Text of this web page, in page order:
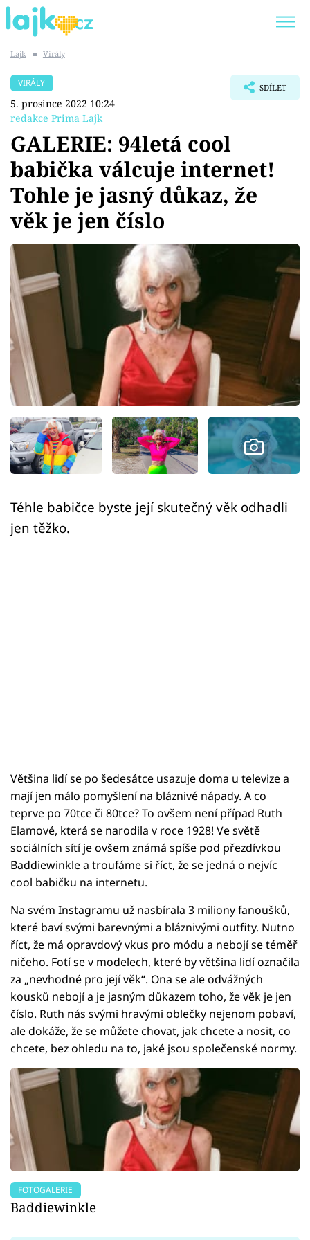
SHOPAHOLICADEL
Témata
Showbyznys
Youtubeři
Virály
Sex a vztahy
Videa
Sledujte prima+
Přihlášení
Sledujte nás
Lajk ■ Virály
VIRÁLY
5. prosince 2022 10:24
redakce Prima Lajk
SDÍLET
GALERIE: 94letá cool
babička válcuje internet!
Tohle je jasný důkaz, že
věk je jen číslo
Téhle babičce byste její skutečný věk odhadli
jen těžko.
Většina lidí se po šedesátce usazuje doma u televize a
mají jen málo pomyšlení na bláznivé nápady. A co
teprve po 70tce či 80tce? To ovšem není případ Ruth
Elamové, která se narodila v roce 1928! Ve světě
sociálních sítí je ovšem známá spíše pod přezdívkou
Baddiewinkle a troufáme si říct, že se jedná o nejvíc
cool babičku na internetu.
Na svém Instagramu už nasbírala 3 miliony fanoušků,
které baví svými barevnými a bláznivými outfity. Nutno
říct, že má opravdový vkus pro módu a nebojí se téměř
ničeho. Fotí se v modelech, které by většina lidí označila
za „nevhodné pro její věk“. Ona se ale odvážných
kousků nebojí a je jasným důkazem toho, že věk je jen
číslo. Ruth nás svými hravými oblečky nejenom pobaví,
ale dokáže, že se můžete chovat, jak chcete a nosit, co
chcete, bez ohledu na to, jaké jsou společenské normy.
FOTOGALERIE
Baddiewinkle